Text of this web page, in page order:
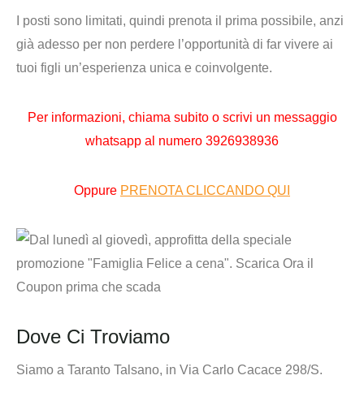
I posti sono limitati, quindi prenota il prima possibile, anzi
già adesso per non perdere l’opportunità di far vivere ai
tuoi figli un’esperienza unica e coinvolgente.
Per informazioni, chiama subito o scrivi un messaggio
whatsapp al numero 3926938936
Oppure PRENOTA CLICCANDO QUI
Dove Ci Troviamo
Siamo a Taranto Talsano, in Via Carlo Cacace 298/S.